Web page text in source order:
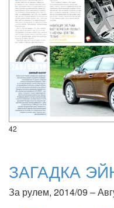
42
ЗАГАДКА
За рулем, 2014/09 –